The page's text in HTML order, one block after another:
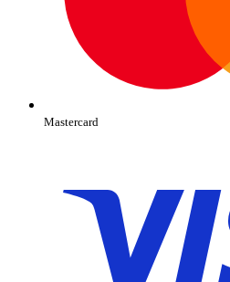
Mastercard